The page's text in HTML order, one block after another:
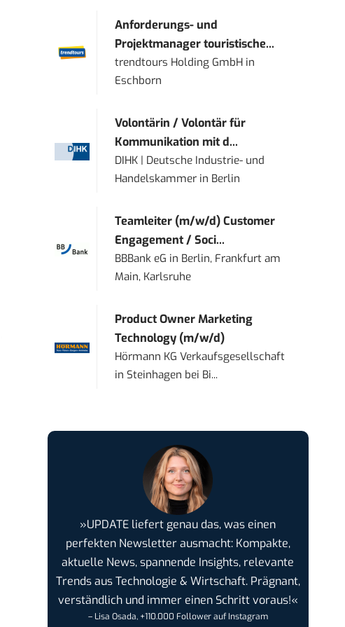
Anforderungs- und
Projektmanager touristische...
trendtours Holding GmbH in
Eschborn
Volontärin / Volontär für
Kommunikation mit d...
DIHK | Deutsche Industrie- und
Handelskammer in Berlin
Teamleiter (m/w/d) Customer
Engagement / Soci...
BBBank eG in Berlin, Frankfurt am
Main, Karlsruhe
Product Owner Marketing
Technology (m/w/d)
Hörmann KG Verkaufsgesellschaft
in Steinhagen bei Bi...
»UPDATE liefert genau das, was einen
perfekten Newsletter ausmacht: Kompakte,
aktuelle News, spannende Insights, relevante
Trends aus Technologie & Wirtschaft. Prägnant,
verständlich und immer einen Schritt voraus!«
– Lisa Osada, +110.000 Follower auf Instagram